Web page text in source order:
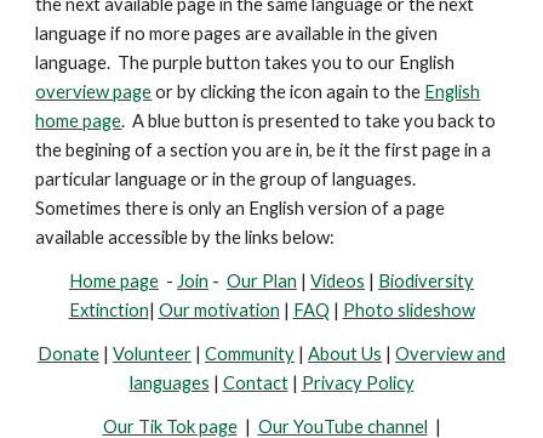
language if no more pages are available in the given
language. The purple button takes you to our English
overview pageor by clicking the icon again to the English
home page. A blue button is presentedto take you back to
the begining of a section you are in, be it the first page in a
particular language or in the group of languages.
Sometimes there is only an English version of a page
available accessible by the links below:
Home page - Join - Our Plan | Videos | Biodiversity
Extinction| Our motivation | FAQ | Photo slideshow
Donate | Volunteer | Community | About Us | Overview and
languages | Contact| Privacy Policy
Our Tik Tok page| Our YouTube channel |